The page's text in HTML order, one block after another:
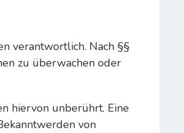
verantwortlich. Nach §§
zu überwachen oder
hiervon unberührt. Eine
von